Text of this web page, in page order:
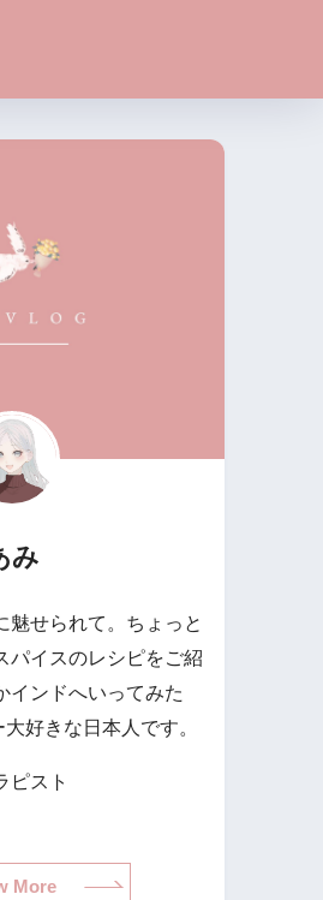
み
魅せられて。ちょっと
パイスのレシピをご紹
インドへいってみた
好きな日本人です。
ピスト
More